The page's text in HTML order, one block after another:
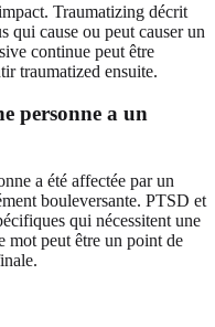
Traumatizing décrit
qui cause ou peut causer un
continue peut être
traumatized ensuite.
personne a un
a été affectée par un
bouleversante. PTSD et
qui nécessitent une
mot peut être un point de